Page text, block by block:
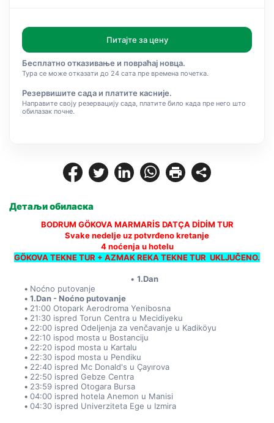
Детаљи обиласка
BODRUM GÖKOVA MARMARİS DATÇA DİDİM TUR
Svake nedelje uz potvrđeno kretanje
4 noćenja u hotelu
GÖKOVA TEKNE TUR + AZMAK REKA TEKNE TUR  UKLJUČENO.
1.Dan
Noćno putovanje
1.Dan - Noćno putovanje
21:00 Otopark Aerodroma Yenibosna
21:30 ispred Torun Centra u Mecidiyeku
22:00 ispred Odeljenja za venčavanje u Kadiköyu
22:10 ispod mosta u Bostanciju
22:20 ispod mosta u Kartalu
22:30 ispod mosta u Pendiku
22:40 ispred Mc Donald's u Çayırova
22:50 ispred Gebze Centra
23:59 ispred Otogara Bursa
04:00 ispred hotela Anemon u Manisi
04:30 ispred Univerziteta Ege u Izmira
Питајте за цену
Бесплатно отказивање и повраћај новца.
Тура се може отказати до 24 сата пре времена почетка.
Резервишите сада и платите касније.
Направите своју резервацију сада, платите било када пре него што
обилазак почне.